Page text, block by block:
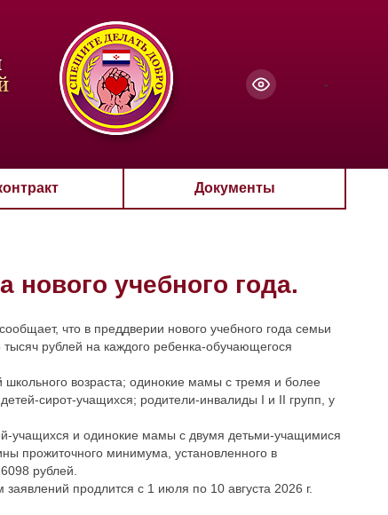
-
Документы
учебного года.
что в преддверии нового учебного года семьи
рублей на каждого ребенка-обучающегося
возраста; одинокие мамы с тремя и более
сирот-учащихся; родители-инвалиды I и II групп, у
учащихся и одинокие мамы с двумя детьми-учащимися
прожиточного минимума, установленного в
рублей.
продлится с 1 июля по 10 августа 2026 г.